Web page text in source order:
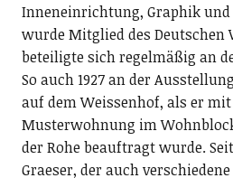
Inneneinrichtung, Graphik
wurde Mitglied des Deutschen
beteiligte sich regelmäßig an
So auch 1927 an der
auf dem Weissenhof, als er
Musterwohnung im
der Rohe beauftragt wurde.
Graeser, der auch